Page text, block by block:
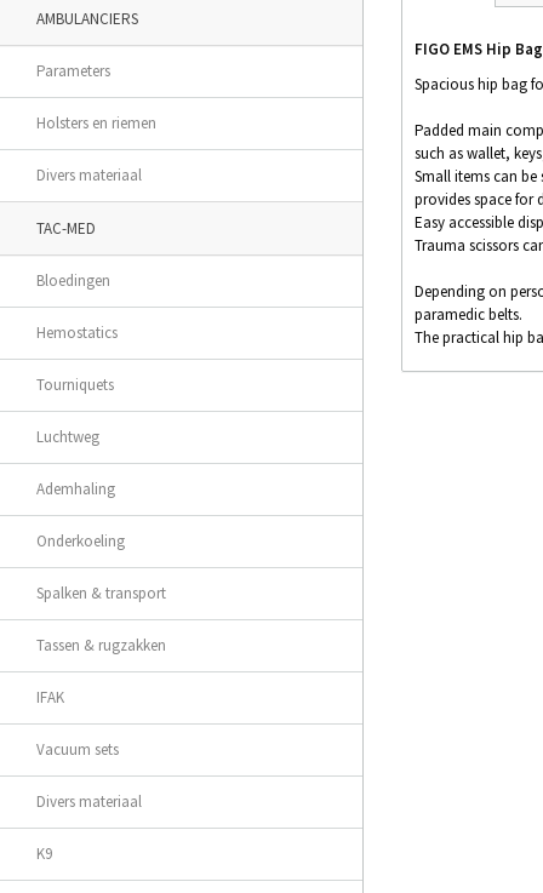
AMBULANCIERS
Parameters
Holsters en riemen
Divers materiaal
TAC-MED
Bloedingen
Hemostatics
Tourniquets
Luchtweg
Ademhaling
Onderkoeling
Spalken & transport
Tassen & rugzakken
IFAK
Vacuum sets
Divers materiaal
K9
FIGO EMS Hip Bag
Spacious hip bag
Padded main
such as wallet,
Small items can
provides space for
Easy accessible
Trauma scissors
Depending on
paramedic belts.
The practical hip